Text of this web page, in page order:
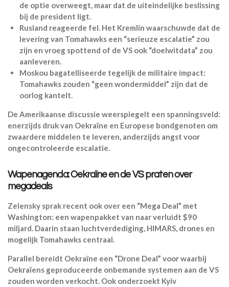
de optie overweegt, maar dat de uiteindelijke beslissing
bij de president ligt.
Rusland reageerde fel. Het Kremlin waarschuwde dat de
levering van Tomahawks een “serieuze escalatie” zou
zijn en vroeg spottend of de VS ook “doelwitdata” zou
aanleveren.
Moskou bagatelliseerde tegelijk de militaire impact:
Tomahawks zouden “geen wondermiddel” zijn dat de
oorlog kantelt.
De Amerikaanse discussie weerspiegelt een spanningsveld:
enerzijds druk van Oekraïne en Europese bondgenoten om
zwaardere middelen te leveren, anderzijds angst voor
ongecontroleerde escalatie.
Wapenagenda: Oekraïne en de VS praten over
megadeals
Zelensky sprak recent ook over een “Mega Deal” met
Washington: een wapenpakket van naar verluidt $90
miljard. Daarin staan luchtverdediging, HIMARS, drones en
mogelijk Tomahawks centraal.
Parallel bereidt Oekraïne een “Drone Deal” voor waarbij
Oekraïens geproduceerde onbemande systemen aan de VS
zouden worden verkocht. Ook onderzoekt Kyiv